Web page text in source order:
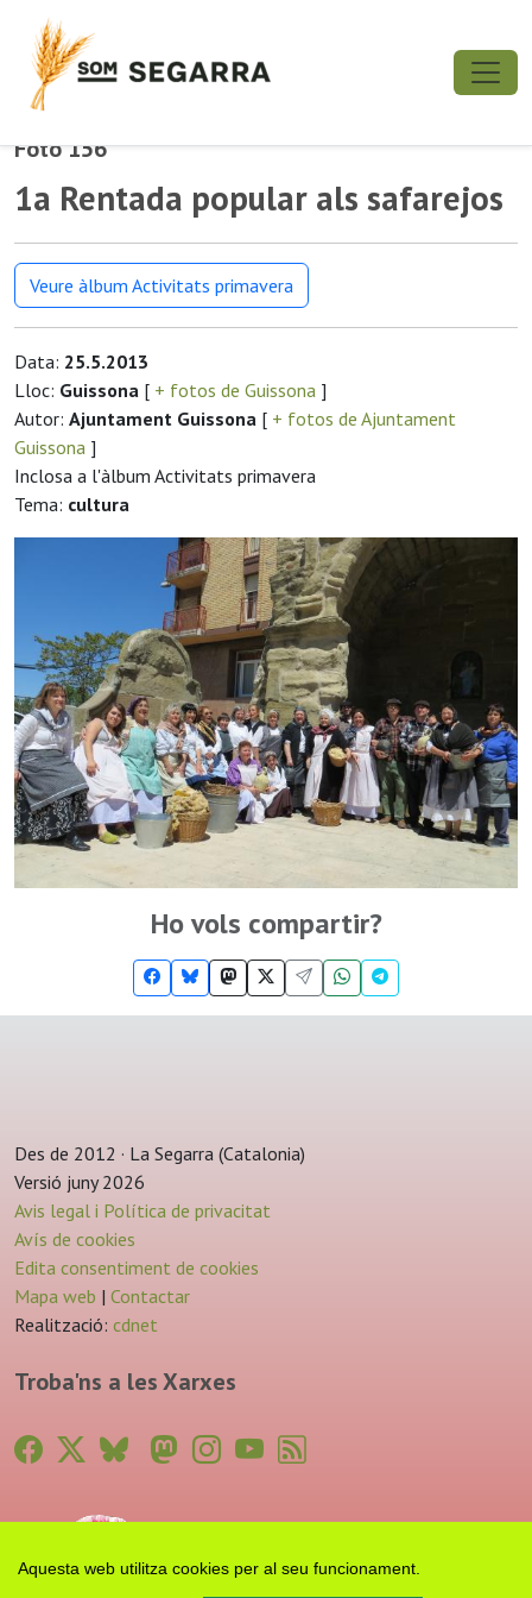
Aquesta web utilitza cookies per al seu funcionament.
Foto 156
1a Rentada popular als safarejos
Veure àlbum Activitats primavera
Data: 25.5.2013
Lloc: Guissona [ + fotos de Guissona ]
Autor: Ajuntament Guissona [ + fotos de Ajuntament
Guissona ]
Inclosa a l'àlbum Activitats primavera
Tema: cultura
Ho vols compartir?
Des de 2012 · La Segarra (Catalonia)
Versió juny 2026
Avis legal i Política de privacitat
Avís de cookies
Edita consentiment de cookies
Mapa web | Contactar
Realització: cdnet
Troba'ns a les Xarxes